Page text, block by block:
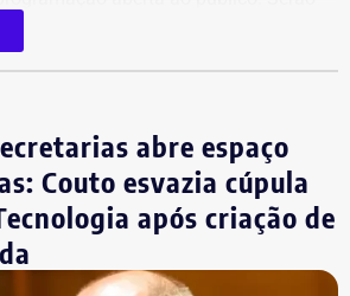
do bicicletário, os
e a equipe responsável pela
do Bicicletário Arariboia — primeiro
abre espaço
Couto esvazia cúpula
após criação de